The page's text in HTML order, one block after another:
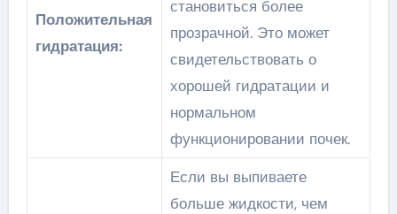
Положительная
гидратация:
становиться более
прозрачной. Это может
свидетельствовать о
хорошей гидратации и
нормальном
функционировании почек.
Если вы выпиваете
больше жидкости, чем